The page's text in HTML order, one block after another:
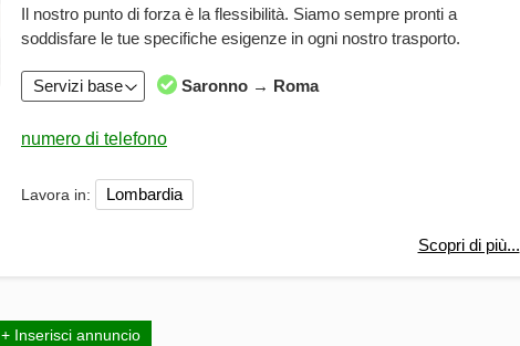
Il nostro punto di forza è la flessibilità. Siamo sempre pronti a
soddisfare le tue specifiche esigenze in ogni nostro trasporto.
Servizi base Saronno → Roma
Lavora in: Lombardia
Scopri di più...
+ Inserisci annuncio